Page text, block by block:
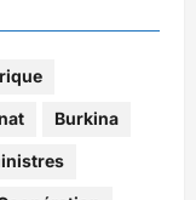
Burkina